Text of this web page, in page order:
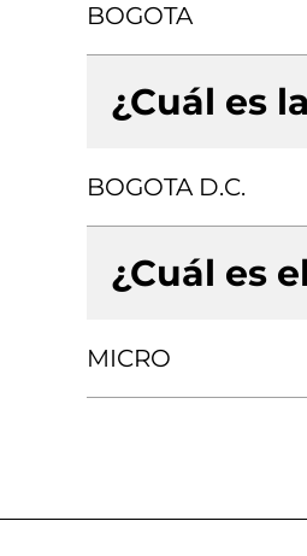
BOGOTA
¿Cuál es
BOGOTA D.C.
¿Cuál es
MICRO